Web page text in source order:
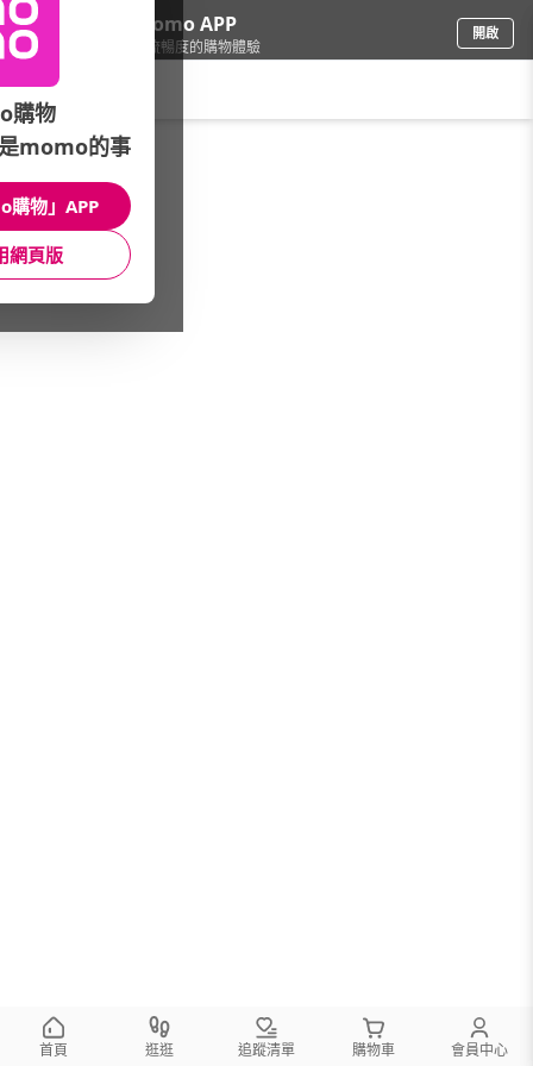
下載momo APP
給你3倍流暢度的購物體驗
開啟
寵物/狗飼料/乾糧
本館精選商品
館長推薦 月銷量
首頁 逛逛 追蹤清單 購物車 會員中心
購物
momo的事
購物」APP
網頁版